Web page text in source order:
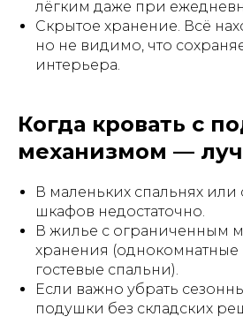
лёгким даже при
Скрытое хранение. Всё
но не видимо, что
интерьера.
Когда кровать с
механизмом —
В маленьких спальнях или
шкафов недостаточно.
В жилье с ограниченным
хранения (однокомнатные
гостевые спальни).
Если важно убрать
подушки без складских